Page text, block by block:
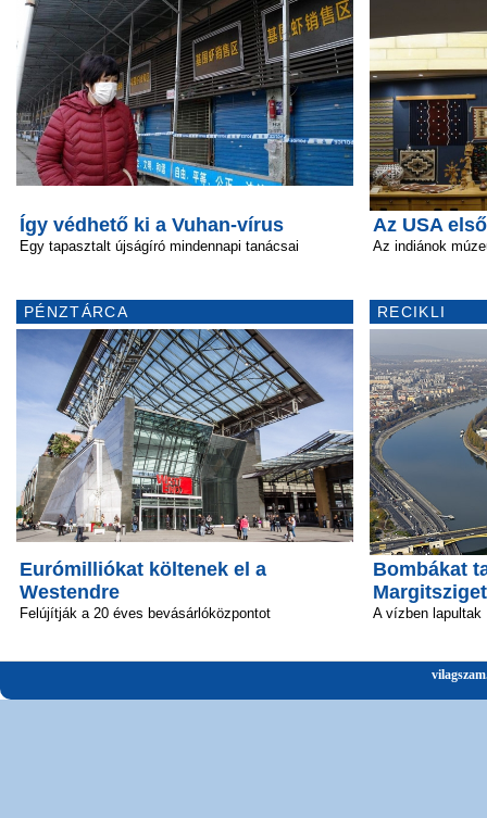
Így védhető ki a Vuhan-vírus
Egy tapasztalt újságíró mindennapi tanácsai
PÉNZTÁRCA
Eurómilliókat költenek el a
Westendre
Felújítják a 20 éves bevásárlóközpontot
Az USA
Az indiánok
RECIKLI
Bombákat
A vízben lapultak